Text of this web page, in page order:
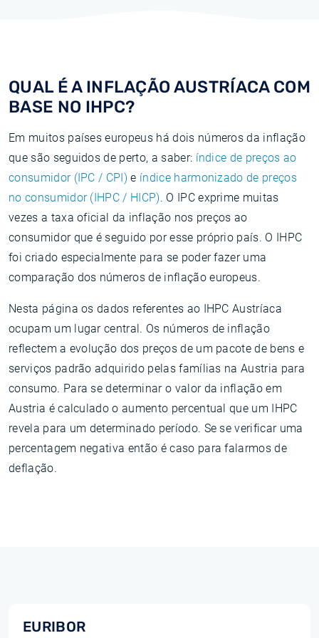
QUAL ​​É A INFLAÇÃO AUSTRÍACA COM
BASE NO IHPC?
Em muitos países europeus há dois números da inflação
que são seguidos de perto, a saber: índice de preços ao
consumidor (IPC / CPI) e índice harmonizado de preços
no consumidor (IHPC / HICP). O IPC exprime muitas
vezes a taxa oficial da inflação nos preços ao
consumidor que é seguido por esse próprio país. O IHPC
foi criado especialmente para se poder fazer uma
comparação dos números de inflação europeus.
Nesta página os dados referentes ao IHPC Austríaca
ocupam um lugar central. Os números de inflação
reflectem a evolução dos preços de um pacote de bens e
serviços padrão adquirido pelas famílias na Austria para
consumo. Para se determinar o valor da inflação em
Austria é calculado o aumento percentual que um IHPC
revela para um determinado período. Se se verificar uma
percentagem negativa então é caso para falarmos de
deflação.
EURIBOR